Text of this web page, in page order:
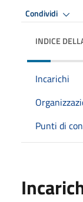
Condividi
INDICE
Incarichi
Punti di